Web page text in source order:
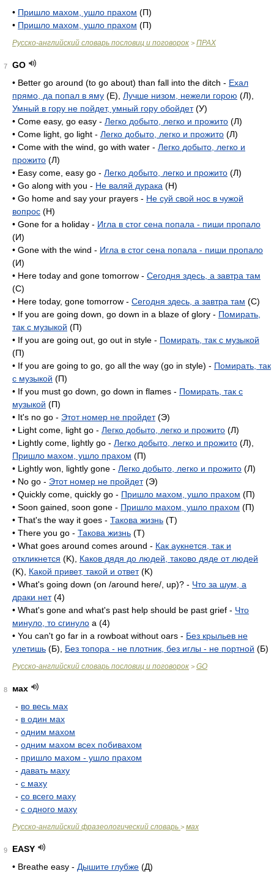
• Пришло махом, ушло прахом (П)
• Пришло махом, ушло прахом (П)
Русско-английский словарь пословиц и поговорок > ПРАХ
7
GO
• Better go around (to go about) than fall into the ditch - Ехал
прямо, да попал в яму (E), Лучше низом, нежели горою (Л),
Умный в гору не пойдет, умный гору обойдет(У)
• Come easy, go easy - Легко добыто, легко и прожито (Л)
• Come light, go light - Легко добыто, легко и прожито (Л)
• Come with the wind, go with water - Легко добыто, легко и
прожито (Л)
• Easy come, easy go - Легко добыто, легко и прожито (Л)
• Go along with you - Не валяй дурака (H)
• Go home and say your prayers - Не суй свой нос в чужой
вопрос (H)
• Gone for a holiday - Игла в стог сена попала - пиши пропало
(И)
• Gone with the wind - Игла в стог сена попала - пиши пропало
(И)
• Here today and gone tomorrow - Сегодня здесь, а завтра там
(C)
• Here today, gone tomorrow - Сегодня здесь, а завтра там (C)
• If you are going down, go down in a blaze of glory - Помирать,
так с музыкой (П)
• If you are going out, go out in style - Помирать, так с музыкой
(П)
• If you are going to go, go all the way (go in style) - Помирать, так
с музыкой (П)
• If you must go down, go down in flames - Помирать, так с
музыкой (П)
• It's no go - Этот номер не пройдет(Э)
• Light come, light go - Легко добыто, легко и прожито (Л)
• Lightly come, lightly go - Легко добыто, легко и прожито (Л),
Пришло махом, ушло прахом (П)
• Lightly won, lightly gone - Легко добыто, легко и прожито (Л)
• No go - Этот номер не пройдет(Э)
• Quickly come, quickly go - Пришло махом, ушло прахом (П)
• Soon gained, soon gone - Пришло махом, ушло прахом (П)
• That's the way it goes - Такова жизнь (T)
• There you go - Такова жизнь (T)
• What goes around comes around - Как аукнется, так и
откликнется (K), Каков дядя до людей, таково дяде от людей
(K), Какой привет, такой и ответ(K)
• What's going down (on /around here/, up)? - Что за шум, а
драки нет(4)
• What's gone and what's past help should be past grief - Что
минуло, то сгинуло a (4)
• You can't go far in a rowboat without oars - Без крыльев не
улетишь (Б), Без топора - не плотник, без иглы - не портной (Б)
Русско-английский словарь пословиц и поговорок > GO
8
мах
- во весь мах
- в один мах
- одним махом
- одним махом всех побивахом
- пришло махом - ушло прахом
- давать маху
- с маху
- со всего маху
- с одного маху
Русско-английский фразеологический словарь > мах
9
EASY
• Breathe easy - Дышите глубже (Д)